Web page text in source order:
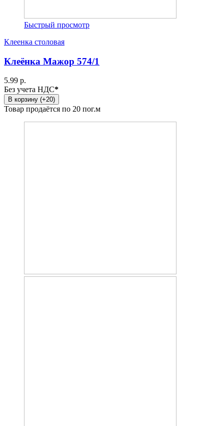
Быстрый просмотр
Клеенка столовая
Клеёнка Мажор 574/1
5.99 р.
Без учета НДС*
В корзину (+20)
Товар продаётся по 20 пог.м